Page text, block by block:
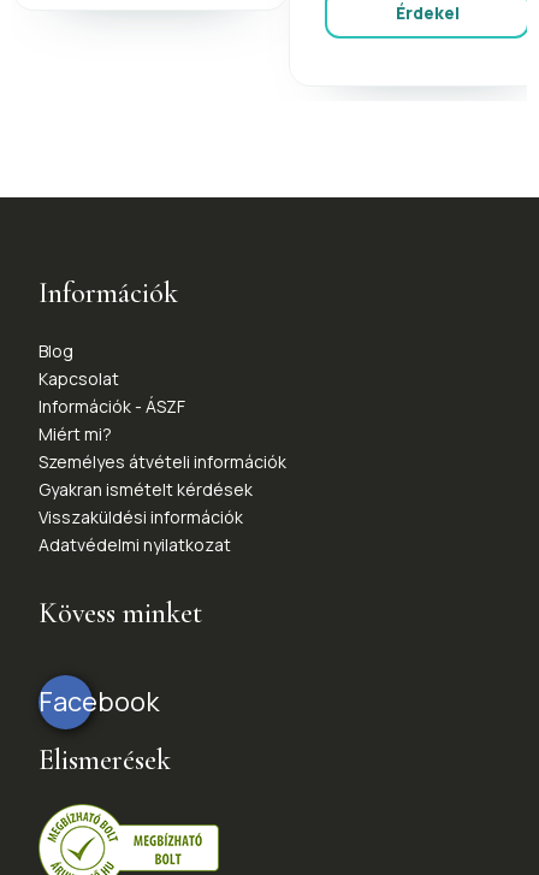
Érdekel
Információk
Blog
Kapcsolat
Információk - ÁSZF
Miért mi?
Személyes átvételi információk
Gyakran ismételt kérdések
Visszaküldési információk
Adatvédelmi nyilatkozat
Kövess minket
Facebook
Elismerések